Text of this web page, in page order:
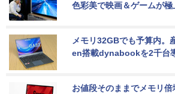
色彩美で映画＆ゲームが極
メモリ32GBでも予算内。
en搭載dynabookを2千台
お値段そのままでメモリ